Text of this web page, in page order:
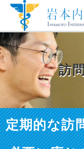
訪
定期的な訪